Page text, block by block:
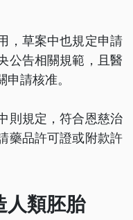
，草案中也規定申請
公告相關規範，且醫
請核准。
則規定，符合恩慈治
藥品許可證或附款許
人類胚胎